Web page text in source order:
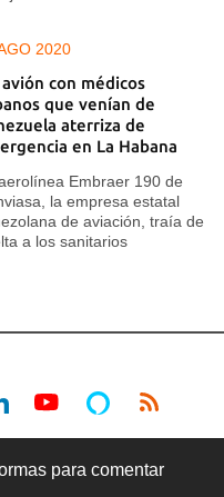
2020
avión con médicos
que venían de
aterriza de
en La Habana
Embraer 190 de
la empresa estatal
de aviación, traía de
a los sanitarios
para comentar